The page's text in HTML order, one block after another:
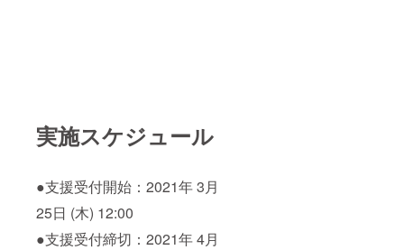
実施スケジュール
●支援受付開始：2021年 3月
25日 (木) 12:00
●支援受付締切：2021年 4月